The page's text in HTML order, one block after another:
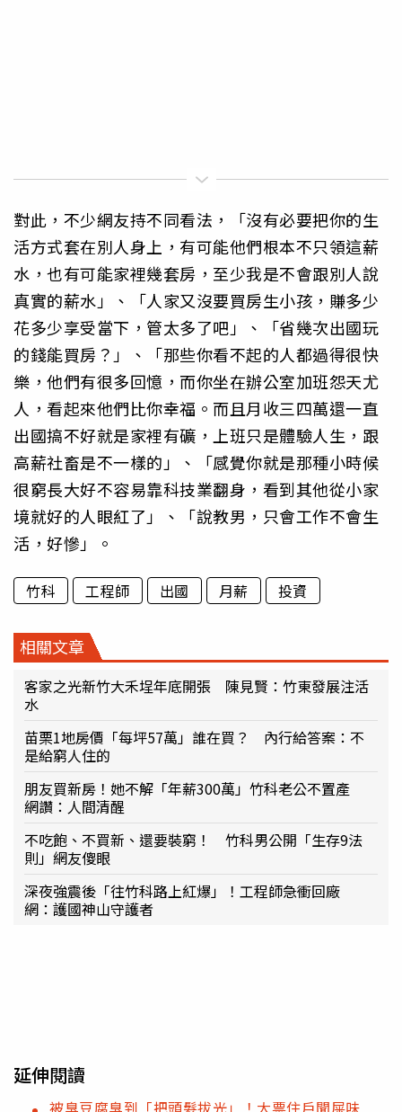
對此，不少網友持不同看法，「沒有必要把你的生
活方式套在別人身上，有可能他們根本不只領這薪
水，也有可能家裡幾套房，至少我是不會跟別人說
真實的薪水」、「人家又沒要買房生小孩，賺多少
花多少享受當下，管太多了吧」、「省幾次出國玩
的錢能買房？」、「那些你看不起的人都過得很快
樂，他們有很多回憶，而你坐在辦公室加班怨天尤
人，看起來他們比你幸福。而且月收三四萬還一直
出國搞不好就是家裡有礦，上班只是體驗人生，跟
高薪社畜是不一樣的」、「感覺你就是那種小時候
很窮長大好不容易靠科技業翻身，看到其他從小家
境就好的人眼紅了」、「說教男，只會工作不會生
活，好慘」。
竹科 工程師 出國 月薪 投資
相關文章
客家之光新竹大禾埕年底開張 陳見賢：竹東發展注活
水
苗栗1地房價「每坪57萬」誰在買？ 內行給答案：不
是給窮人住的
朋友買新房！她不解「年薪300萬」竹科老公不置產
網讚：人間清醒
不吃飽、不買新、還要裝窮！ 竹科男公開「生存9法
則」網友傻眼
深夜強震後「往竹科路上紅爆」！工程師急衝回廠
網：護國神山守護者
延伸閱讀
被臭豆腐臭到「把頭髮拔光」！大票住戶聞屎味